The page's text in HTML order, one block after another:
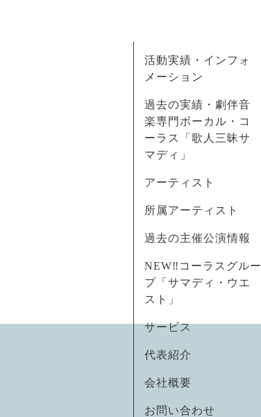
活動実績・インフォ
メーション
過去の実績・劇伴音
楽専門ボーカル・コ
ーラス「歌人三昧サ
マディ」
アーティスト
所属アーティスト
過去の主催公演情報
NEW‼コーラスグルー
プ「サマディ・ウエ
スト」
サービス
代表紹介
会社概要
お問い合わせ